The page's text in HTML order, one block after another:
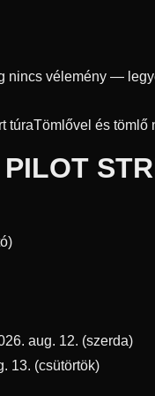
nincs vélemény —
túraTömlővel és tömlő
aug. 12. (szerda)
13. (csütörtök)